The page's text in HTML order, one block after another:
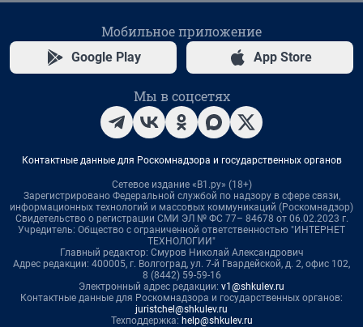
Мобильное приложение
Google Play App Store
Мы в соцсетях
Контактные данные для Роскомнадзора и государственных органов
Сетевое издание «В1.ру» (18+)
Зарегистрировано Федеральной службой по надзору в сфере связи,
информационных технологий и массовых коммуникаций (Роскомнадзор)
Свидетельство о регистрации СМИ ЭЛ № ФС 77– 84678 от 06.02.2023 г.
Учредитель: Общество с ограниченной ответственностью "ИНТЕРНЕТ
ТЕХНОЛОГИИ"
Главный редактор: Смуров Николай Александрович
Адрес редакции: 400005, г. Волгоград, ул. 7-й Гвардейской, д. 2, офис 102,
8 (8442) 59-59-16
Электронный адрес редакции: v1@shkulev.ru
Контактные данные для Роскомнадзора и государственных органов:
juristchel@shkulev.ru
Техподдержка: help@shkulev.ru